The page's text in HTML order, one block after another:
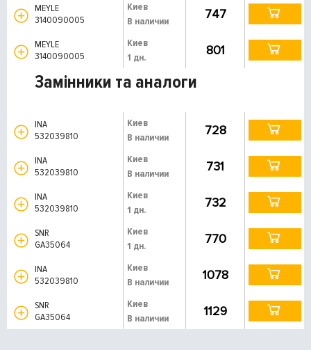
MEYLE
3140090005
Киев
В наличии
747
MEYLE
3140090005
Киев
1 дн.
801
Замінники та аналоги
INA
532039810
Киев
В наличии
728
INA
532039810
Киев
В наличии
731
INA
532039810
Киев
1 дн.
732
SNR
GA35064
Киев
1 дн.
770
INA
532039810
Киев
В наличии
1078
SNR
GA35064
Киев
В наличии
1129